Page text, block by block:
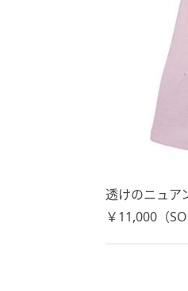
透けのニュア
￥11,000（